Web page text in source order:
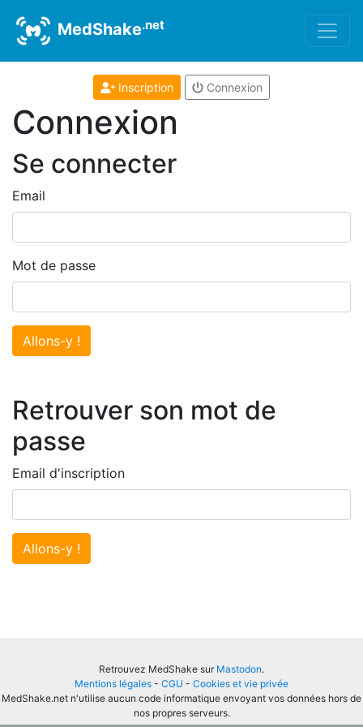
MedShake.net
Inscription Connexion
Connexion
Se connecter
Email
Mot de passe
Allons-y !
Retrouver son mot de
passe
Email d'inscription
Allons-y !
Retrouvez MedShake sur Mastodon.
Mentions légales - CGU - Cookies et vie privée
MedShake.net n'utilise aucun code informatique envoyant vos données hors de
nos propres serveurs.